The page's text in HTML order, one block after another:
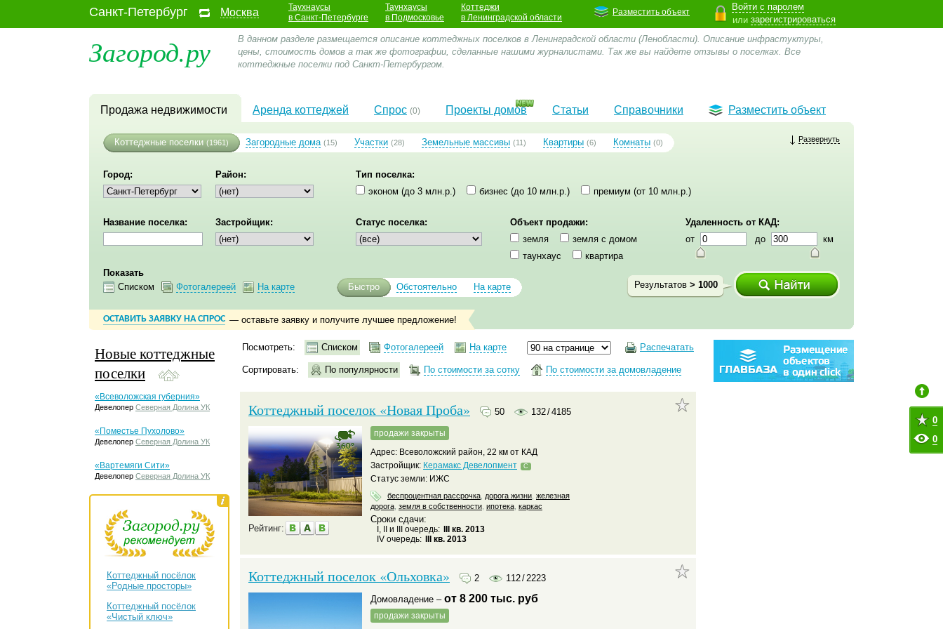
Санкт-Петербург Москва
Таухнаусы
в Санкт-Петербурге
Таунхаусы
в Подмосковье
Коттеджи
в Ленинградской области
Войти с паролем
или зарегистрироваться
Разместить объект
Загород.ру
В данном разделе размещается описание коттеджных поселков в Ленинградской области (Ленобласти). Описание инфрастуктуры,
цены, стоимость домов а так же фотографии, сделанные нашими журналистами. Так же вы найдете отзывы о поселках. Все
коттеджные поселки под Санкт-Петербургом.
Продажа недвижимости Аренда коттеджей Спрос (0) Проекты домов Статьи Справочники Разместить объект
Коттеджные поселки (1961) Загородные дома (15) Участки (28) Земельные массивы (11) Квартиры (6) Комнаты (0) Развернуть
Город: Район:
Тип поселка:
эконом (до 3 млн.р.)
бизнес (до 10 млн.р.) премиум (от 10 млн.р.)
Название поселка: Застройщик: Статус поселка:
Объект продажи:
земля
земля с домом
таунхаус
квартира
Удаленность от КАД:
от
до км
Показать
Списком
Фотогалереей На карте Быстро Обстоятельно На карте Результатов > 1000
ОСТАВИТЬ ЗАЯВКУ НА СПРОС — оставьте заявку и получите лучшее предложение!
Новые коттеджные
поселки
«Всеволожская губерния»
Девелопер Северная Долина УК
«Поместье Пухолово»
Девелопер Северная Долина УК
«Вартемяги Сити»
Девелопер Северная Долина УК
Коттеджный посёлок
«Родные просторы»
Коттеджный посёлок
«Чистый ключ»
Посмотреть: Списком Фотогалереей На карте Распечатать
Сортировать: По популярности По стоимости за сотку По стоимости за домовладение
Коттеджный поселок «Новая Проба» 50 132/4185
Рейтинг:
продажи закрыты
Адрес: Всеволожский район, 22 км от КАД
Застройщик: Керамакс Девелопмент C
Статус земли: ИЖС
беспроцентная рассрочка дорога жизни железная
дорога земля в собственности ипотека каркас
Сроки сдачи:
I, II и III очередь:
III кв. 2013
IV очередь:
III кв. 2013
Коттеджный поселок «Ольховка» 2 112/2223
домовладение – от 8 200 тыс. руб
продажи закрыты
0
0